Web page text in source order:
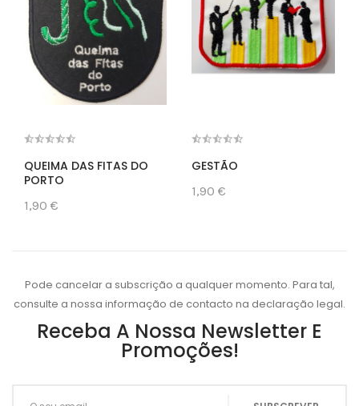
QUEIMA DAS FITAS DO
PORTO
1,90 €
GESTÃO
1,90 €
Pode cancelar a subscrição a qualquer momento. Para tal,
consulte a nossa informação de contacto na declaração legal.
Receba A Nossa Newsletter E
Promoções!